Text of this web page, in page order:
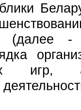
(далее
игр,